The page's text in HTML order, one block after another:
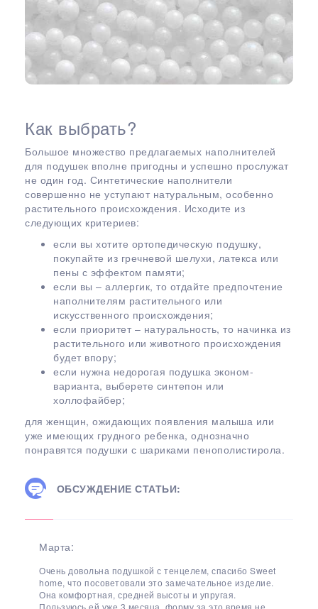
Как выбрать?
Большое множество предлагаемых наполнителей
для подушек вполне пригодны и успешно прослужат
не один год. Синтетические наполнители
совершенно не уступают натуральным, особенно
растительного происхождения. Исходите из
следующих критериев:
если вы хотите ортопедическую подушку,
покупайте из гречневой шелухи, латекса или
пены с эффектом памяти;
если вы – аллергик, то отдайте предпочтение
наполнителям растительного или
искусственного происхождения;
если приоритет – натуральность, то начинка из
растительного или животного происхождения
будет впору;
если нужна недорогая подушка эконом-
варианта, выберете синтепон или
холлофайбер;
для женщин, ожидающих появления малыша или
уже имеющих грудного ребенка, однозначно
понравятся подушки с шариками пенополистирола.
ОБСУЖДЕНИЕ СТАТЬИ:
Марта:
Очень довольна подушкой с тенцелем, спасибо Sweet
home, что посоветовали это замечательное изделие.
Она комфортная, средней высоты и упругая.